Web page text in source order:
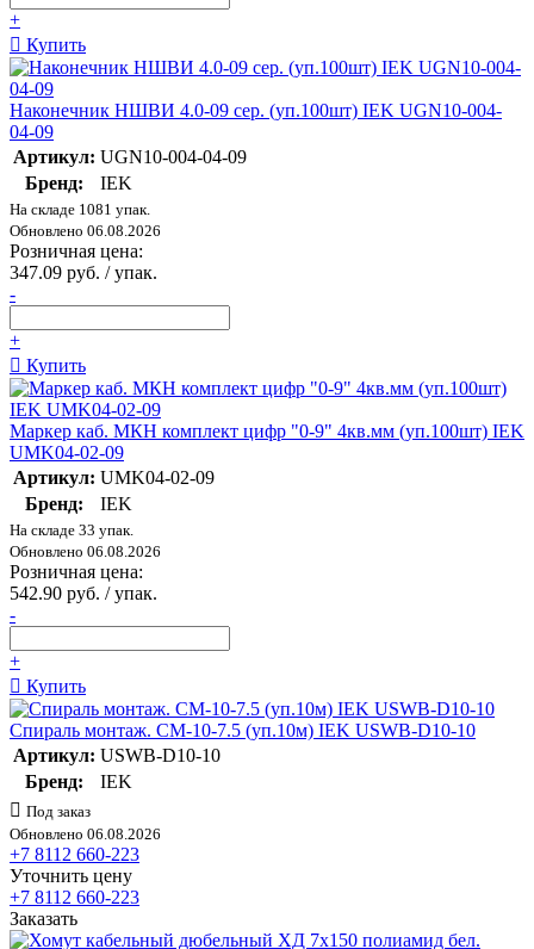
+
Купить
Наконечник НШВИ 4.0-09 сер. (уп.100шт) IEK UGN10-004-
04-09
Артикул: UGN10-004-04-09
Бренд:
IEK
На складе 1081 упак.
Обновлено 06.08.2026
Розничная цена:
347.09 руб. / упак.
-
+
Купить
Маркер каб. МКН комплект цифр "0-9" 4кв.мм (уп.100шт) IEK
UMK04-02-09
Артикул: UMK04-02-09
Бренд:
IEK
На складе 33 упак.
Обновлено 06.08.2026
Розничная цена:
542.90 руб. / упак.
-
+
Купить
Спираль монтаж. СМ-10-7.5 (уп.10м) IEK USWB-D10-10
Артикул: USWB-D10-10
Бренд:
IEK
Под заказ
Обновлено 06.08.2026
+7 8112 660-223
Уточнить цену
+7 8112 660-223
Заказать